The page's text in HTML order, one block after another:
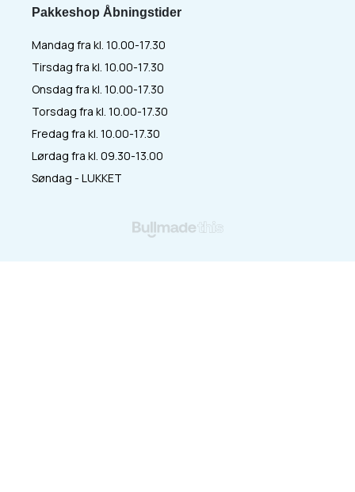
Pakkeshop Åbningstider
Mandag fra kl. 10.00-17.30
Tirsdag fra kl. 10.00-17.30
Onsdag fra kl. 10.00-17.30
Torsdag fra kl. 10.00-17.30
Fredag fra kl. 10.00-17.30
Lørdag fra kl. 09.30-13.00
Søndag - LUKKET